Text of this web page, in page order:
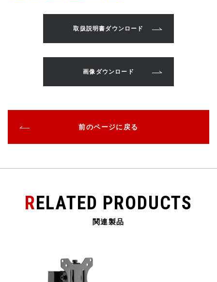
r
a
e
ai
l
取扱説明書ダウンロード
画像ダウンロード
前のページに戻る
RELATED PRODUCTS
関連製品